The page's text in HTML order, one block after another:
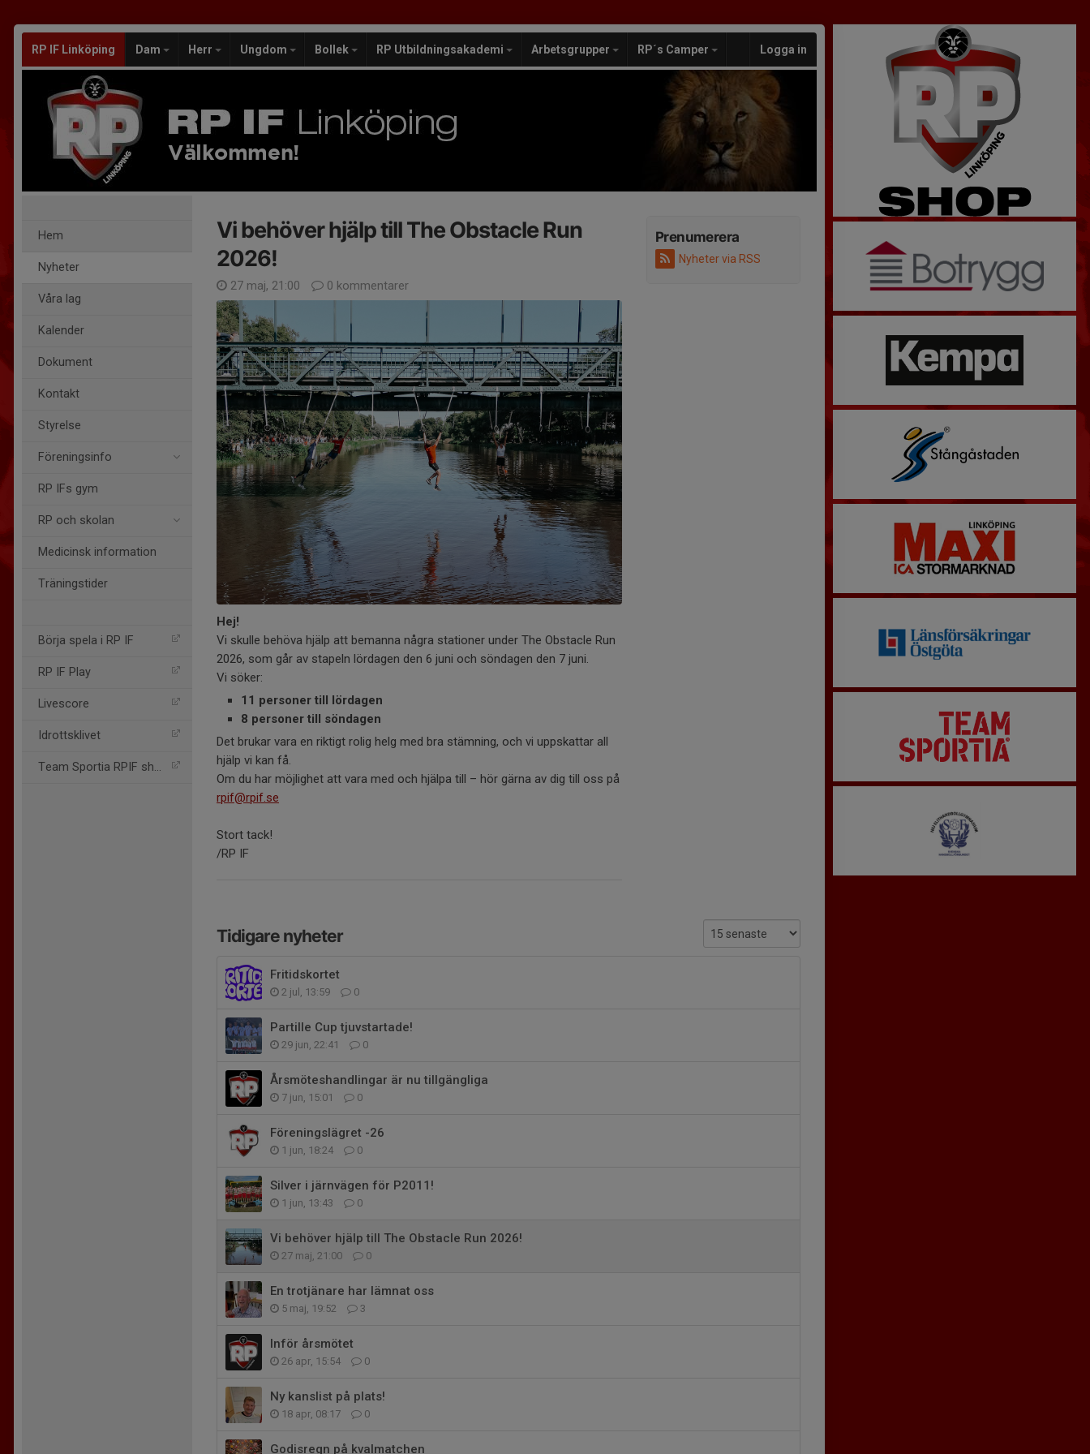
RP IF Linköping Dam Herr Ungdom Bollek RP Utbildningsakademi Arbetsgrupper RP´s Camper Logga in
Välkommen!
Hem
Nyheter
Våra lag
Kalender
Dokument
Kontakt
Styrelse
Föreningsinfo
RP IFs gym
RP och skolan
Medicinsk information
Träningstider
Börja spela i RP IF
RP IF Play
Livescore
Idrottsklivet
Team Sportia RPIF shopen
Prenumerera
Nyheter via RSS
Vi behöver hjälp till The Obstacle Run
2026!
27 maj, 21:00 0 kommentarer
Hej!
Vi skulle behöva hjälp att bemanna några stationer under The Obstacle Run
2026, som går av stapeln lördagen den 6 juni och söndagen den 7 juni.
Vi söker:
11 personer till lördagen
8 personer till söndagen
Det brukar vara en riktigt rolig helg med bra stämning, och vi uppskattar all
hjälp vi kan få.
Om du har möjlighet att vara med och hjälpa till – hör gärna av dig till oss på
rpif@rpif.se
Stort tack!
/RP IF
Tidigare nyheter
Fritidskortet
2 jul, 13:59 0
Partille Cup tjuvstartade!
29 jun, 22:41 0
Årsmöteshandlingar är nu tillgängliga
7 jun, 15:01 0
Föreningslägret -26
1 jun, 18:24 0
Silver i järnvägen för P2011!
1 jun, 13:43 0
Vi behöver hjälp till The Obstacle Run 2026!
27 maj, 21:00 0
En trotjänare har lämnat oss
5 maj, 19:52 3
Inför årsmötet
26 apr, 15:54 0
Ny kanslist på plats!
18 apr, 08:17 0
Godisregn på kvalmatchen